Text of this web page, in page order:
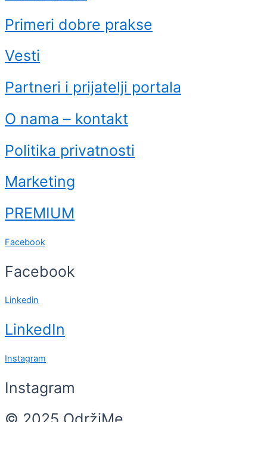
Primeri dobre prakse
Vesti
Partneri i prijatelji portala
O nama – kontakt
Politika privatnosti
Marketing
PREMIUM
Facebook
Facebook
Linkedin
LinkedIn
Instagram
Instagram
© 2025 OdržiMe